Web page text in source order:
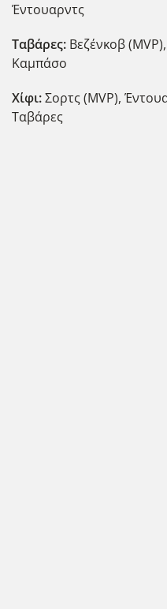
Έντουαρντς
Ταβάρες: Βεζένκοβ
Καμπάσο
Χίφι:Σορτς (MVP),
Ταβάρες